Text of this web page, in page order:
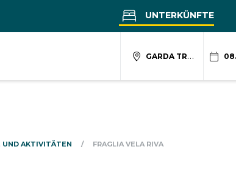
UNTERKÜNFTE
GARDA TRENTINO
UND AKTIVITÄTEN FRAGLIA VELA RIVA